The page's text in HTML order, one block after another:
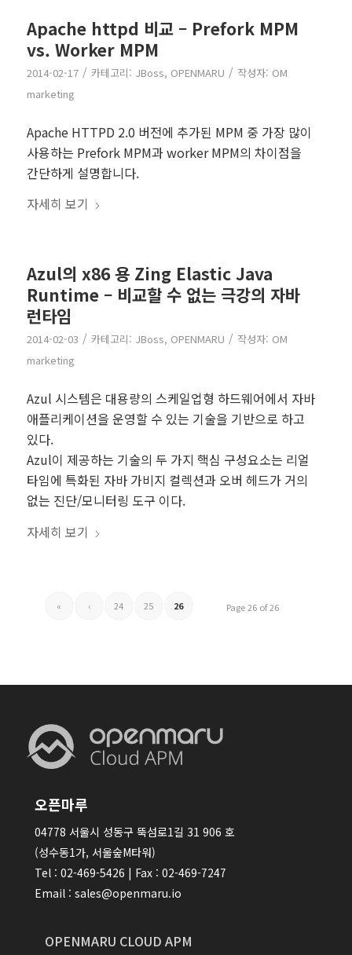
Apache httpd 비교 – Prefork MPM
vs. Worker MPM
2014-02-17 / 카테고리: JBoss, OPENMARU / 작성자: OM
marketing
Apache HTTPD 2.0 버전에 추가된 MPM 중 가장 많이
사용하는 Prefork MPM과 worker MPM의 차이점을
간단하게 설명합니다.
자세히 보기
Azul의 x86 용 Zing Elastic Java
Runtime – 비교할 수 없는 극강의 자바
런타임
2014-02-03 / 카테고리: JBoss, OPENMARU / 작성자: OM
marketing
Azul 시스템은 대용량의 스케일업형 하드웨어에서 자바
애플리케이션을 운영할 수 있는 기술을 기반으로 하고
있다.
Azul이 제공하는 기술의 두 가지 핵심 구성요소는 리얼
타임에 특화된 자바 가비지 컬렉션과 오버 헤드가 거의
없는 진단/모니터링 도구 이다.
자세히 보기
Page 26 of 26
« ‹ 24 25 26
오픈마루
04778 서울시 성동구 뚝섬로1길 31 906 호
(성수동1가, 서울숲M타워)
Tel : 02-469-5426 | Fax : 02-469-7247
Email : sales@openmaru.io
OPENMARU CLOUD APM